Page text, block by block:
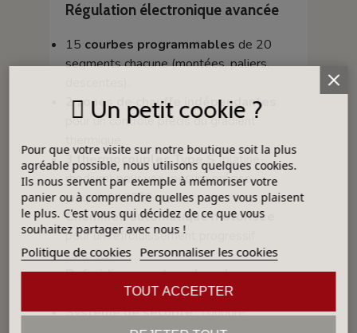
Régulation électronique avancée
15 courbes programmables de 20
segments chacune (montées, paliers,
2 zones de chauffe indépendantes
pour un contrôle précis du gradient
3 thermocouples Type S(platine-
rhodium) pour une mesure précise
jusqu’à 1400°C.
Cheminée automatique motorisée
pour un refroidissement progressif
contrôlé.
Refroidissement par la sole
via une trappe manuelle.
Système de sécurité: coupure
Un petit cookie ?
Pour que votre visite sur notre boutique soit la plus
agréable possible, nous utilisons quelques cookies.
Ils nous servent par exemple à mémoriser votre
panier ou à comprendre quelles pages vous plaisent
le plus. C'est vous qui décidez de ce que vous
souhaitez partager avec nous !
Politique de cookies Personnaliser les cookies
TOUT ACCEPTER